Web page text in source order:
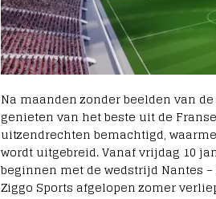
Na maanden zonder beelden van
genieten van het beste uit de
uitzendrechten bemachtigd,
wordt uitgebreid. Vanaf vrijdag 10
beginnen met de wedstrijd Nantes
Ziggo Sports afgelopen zomer